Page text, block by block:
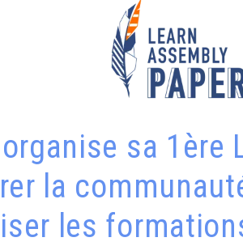
sa 1ère
la
les